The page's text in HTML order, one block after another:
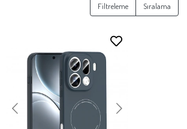
Filtreleme Sıralama